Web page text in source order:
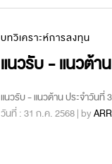
บทวิเคราะห์การลงทุน
แนวรับ - แนวต้า
แนวรับ - แนวต้าน ประจำวันที่
วันที่ : 31 ก.ค. 2568 | by